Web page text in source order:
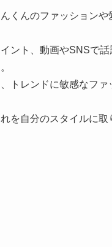
くんのファッション
ント、動画やSNSで
トレンドに敏感なフ
を自分のスタイルに取